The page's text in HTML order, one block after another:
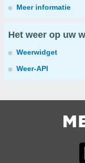
Meer informatie
Het weer op uw
Weerwidget
Weer-API